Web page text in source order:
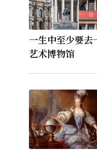
一生中至少要去
艺术博物馆